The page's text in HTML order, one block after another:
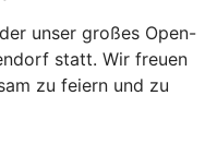
unser großes Open-
statt. Wir freuen
zu feiern und zu